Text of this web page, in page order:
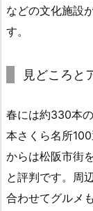
などの文化施設
す。
見どころと
春には約330本
本さくら名所
からは松阪市街
と評判です。周
合わせてグルメ